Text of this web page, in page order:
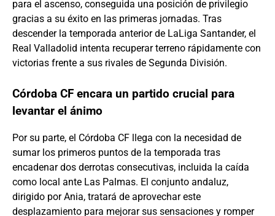
para el ascenso, conseguida una posición de privilegio
gracias a su éxito en las primeras jornadas. Tras
descender la temporada anterior de LaLiga Santander, el
Real Valladolid intenta recuperar terreno rápidamente con
victorias frente a sus rivales de Segunda División.
Córdoba CF encara un partido crucial para
levantar el ánimo
Por su parte, el Córdoba CF llega con la necesidad de
sumar los primeros puntos de la temporada tras
encadenar dos derrotas consecutivas, incluida la caída
como local ante Las Palmas. El conjunto andaluz,
dirigido por Ania, tratará de aprovechar este
desplazamiento para mejorar sus sensaciones y romper